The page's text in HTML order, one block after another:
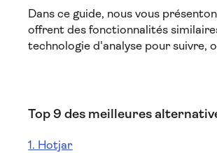
Dans ce guide, nous vous
offrent des fonctionnalités
technologie d'analyse pour suivre,
Top 9 des meilleures
1. Hotjar